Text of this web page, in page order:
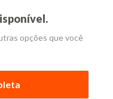
opções que você